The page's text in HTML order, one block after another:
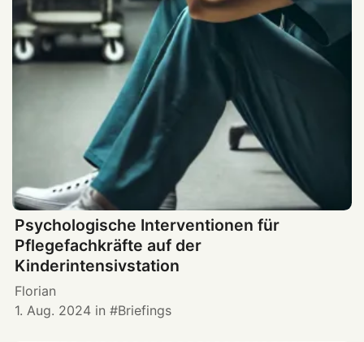
Psychologische Interventionen für
Pflegefachkräfte auf der
Kinderintensivstation
Florian
1. Aug. 2024 in Briefings